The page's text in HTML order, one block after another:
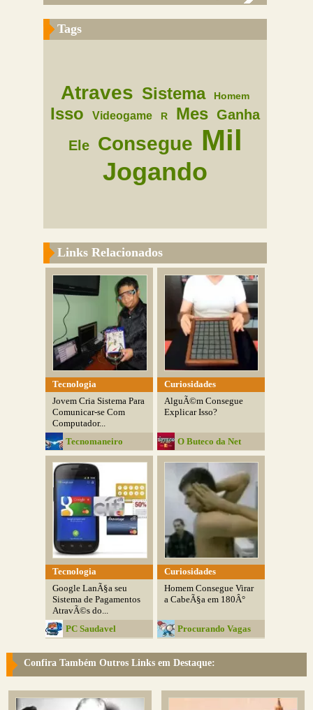
Tags
Atraves Sistema Homem
Isso Videogame R Mes Ganha
Ele
Consegue Mil
Jogando
Links Relacionados
Tecnologia
Jovem Cria Sistema Para
Comunicar-se Com
Computador...
Tecnomaneiro
Curiosidades
AlguÃ©m Consegue
Explicar Isso?
O Buteco da Net
Tecnologia
Google LanÃ§a seu
Sistema de Pagamentos
AtravÃ©s do...
PC Saudavel
Curiosidades
Homem Consegue Virar
a CabeÃ§a em 180Â°
Procurando Vagas
Confira Também Outros Links em Destaque: